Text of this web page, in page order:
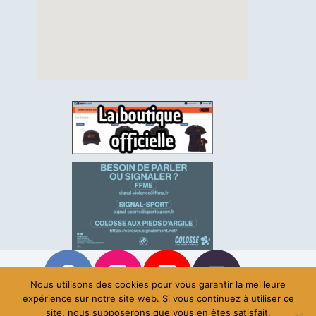
Nous utilisons des cookies pour vous garantir la meilleure
expérience sur notre site web. Si vous continuez à utiliser ce
site, nous supposerons que vous en êtes satisfait.